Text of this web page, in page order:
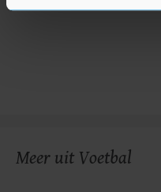
U kunt uw toestemming
Meer uit Voetbal